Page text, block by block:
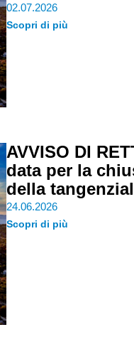
02.07.2026
Scopri di più
AVVISO DI
data per la
della
24.06.2026
Scopri di più